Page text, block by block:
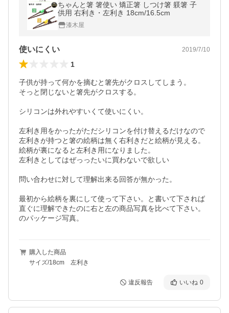
ちゃんと箸 箸使い 矯正箸 しつけ箸 躾箸 子
供用 右利き・左利き 18cm/16.5cm
漆木屋
使いにくい 2019/7/10
1
子供が持って何かを摘むと箸先がクロスしてしまう。
そっと閉じないと箸先がクロスする。
シリコンは外れやすいくて使いにくい。
左利き用をかったがただシリコンを付け替えるだけなので
左利きが持つと箸の絵柄は無く右利きだと絵柄が見える。
絵柄が裏になると左利き用になりました。
左利きとしてはぜっったいに買わないで欲しい
問い合わせに対して理解出来る回答が無かった。
最初から絵柄を裏にして使って下さい。と書いて下されば
直ぐに理解できたのに右と左の商品写真を比べて下さい。
のパッケージ写真。
購入した商品
サイズ/18cm 左利き
違反報告 いいね 0